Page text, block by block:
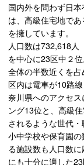
国内外を問わず日
は、高級住宅地で
を擁しています。
人口数は732,618人
を中心に23区中２
全体の半数近くを占
区内は電車が10路
奈川県へのアクセ
ング13位と、高級
されるような世代・
小中学校や保育園
る施設数も人口数
にも十分に適した